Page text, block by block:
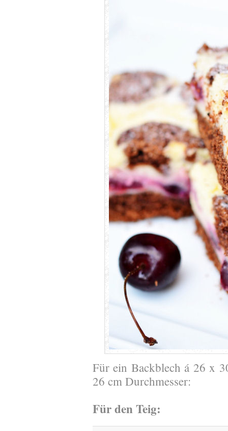
Für ein Backblech á 26 x
26 cm Durchmesser:
Für den Teig: